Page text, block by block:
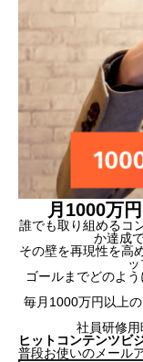
月1000万
誰でも取り組めるコ
か達成
その壁を再現性を高
ゴールまでどのよ
毎月1000万円以上
社員研修用
ヒットコンテンツビ
普段お使いのメール